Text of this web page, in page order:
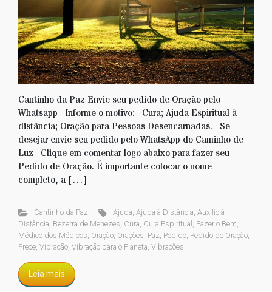
Cantinho da Paz Envie seu pedido de Oração pelo
Whatsapp Informe o motivo: Cura; Ajuda Espiritual à
distância; Oração para Pessoas Desencarnadas. Se
desejar envie seu pedido pelo WhatsApp do Caminho de
Luz Clique em comentar logo abaixo para fazer seu
Pedido de Oração. É importante colocar o nome
completo, a […]
Cantinho da Paz Ajuda,Ajuda à Distância,Auxílio à
Distância, Bezerra de Menezes, Cura, Cura Espiritual , Fazer o Bem,
Médico dos Médicos, Oração, Orações, Paz, Pedido, Pedido de Oração,
Prece, Vibração, Vibração para o Planeta, Vibrações
Leia mais